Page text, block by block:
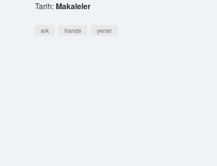
Tarih: Makaleler
ark hande yener